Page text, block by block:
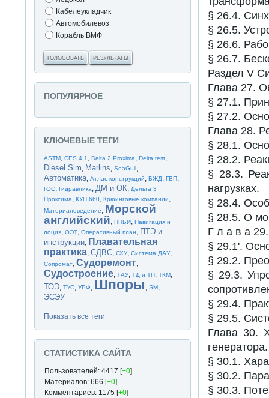
§ 26.4.
§ 26.5.
§ 26.6.
§ 26.7.
Раздел V
Глава 27.
§ 27.1.
§ 27.2.
Глава 28.
§ 28.1.
§ 28.2.
§ 28.3.
нагрузках.
§ 28.4.
§ 28.5. О
Г л а в а
§ 29.1'.
§ 29.2.
§ 29.3.
§ 29.4.
§ 29.5.
Глава 30.
генератора.
§ 30.1.
§ 30.2.
§ 30.3.
Кабелеукладчик
Автомобилевоз
Корабль ВМФ
ГОЛОСОВАТЬ РЕЗУЛЬТАТЫ
ПОПУЛЯРНОЕ
КЛЮЧЕВЫЕ ТЕГИ
ASTM,CES 4.1,Delta 2 Proxima,Delta test,
Diesel Sim, Marlins,SeaGull,
Автоматика,Атлас конструкций,БЖД,ГВП,
ГОС,Гидравлика,ДМ и ОК,Дельта 3
Проксима,КУП 660,Крюинговые компании,
Материаловедение, Морской
английский,НПБИ,Навигация и
лоция,ОЭТ,Оперативный план, ПТЭ и
инструкции, Плавательная
практика,СДВС,СХУ,Система ДАУ,
Сопромат,Судоремонт,
Судостроение,ТАУ,ТД и ТП,ТКМ,
ТОЭ,ТУС,УРФ, Шпоры ,ЭМ,
ЭСЭУ
Показать все теги
СТАТИСТИКА САЙТА
Пользователей: 4417 [+0]
Материалов: 666 [+0]
Комментариев: 1175 [+0]